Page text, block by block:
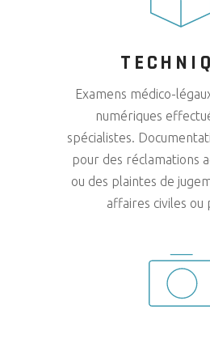
Examens médico-
numériques
spécialistes.
pour des réclamations
ou des plaintes de
affaires civiles ou